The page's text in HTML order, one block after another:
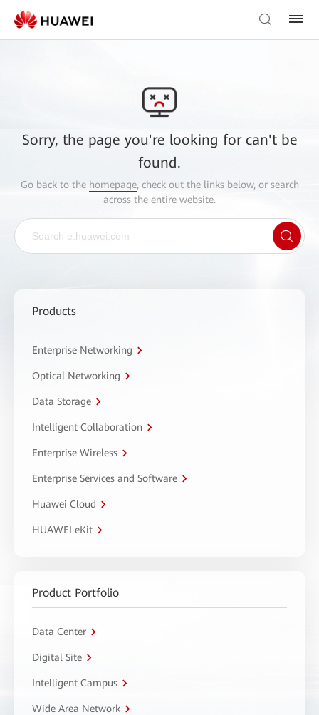
Sorry, the page you're looking for can't be
found.
Go back to the homepage, check out the links below, or search
across the entire website.
Products
Enterprise Networking
Optical Networking
Data Storage
Intelligent Collaboration
Enterprise Wireless
Enterprise Services and Software
Huawei Cloud
HUAWEI eKit
Product Portfolio
Data Center
Digital Site
Intelligent Campus
Wide Area Network